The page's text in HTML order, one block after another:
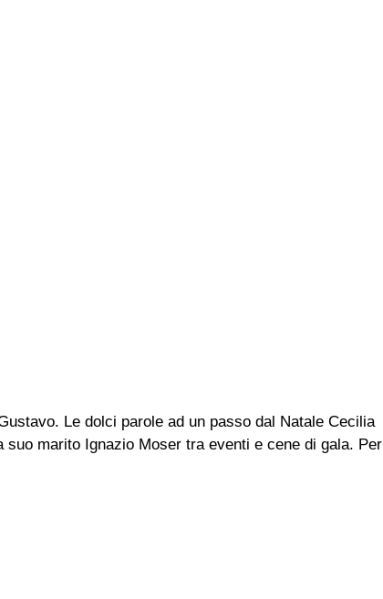
Le dolci parole ad un passo dal Natale Cecilia
marito Ignazio Moser tra eventi e cene di gala. Per